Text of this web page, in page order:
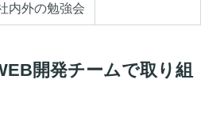
内外の勉強会
開発チームで取り組